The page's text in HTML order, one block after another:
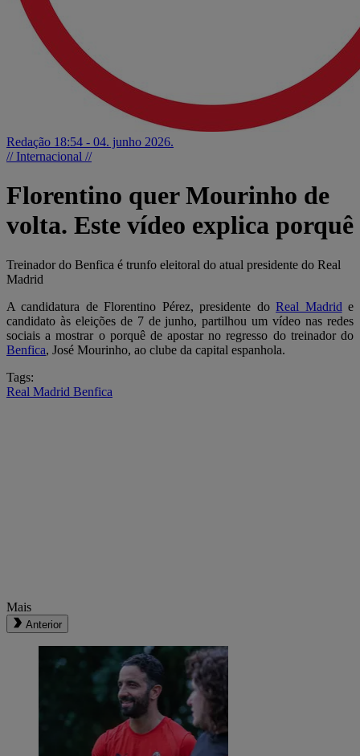
Redação 18:54 - 04. junho 2026.
// Internacional //
Florentino quer Mourinho de
volta. Este vídeo explica porquê
Treinador do Benfica é trunfo eleitoral do atual presidente do Real
Madrid
A candidatura de Florentino Pérez, presidente doReal Madrid e
candidato às eleições de 7 de junho, partilhou um vídeo nas redes
sociais a mostrar o porquê de apostar no regresso do treinador do
Benfica, José Mourinho, ao clube da capital espanhola.
Tags:
Real Madrid Benfica
Mais
Anterior